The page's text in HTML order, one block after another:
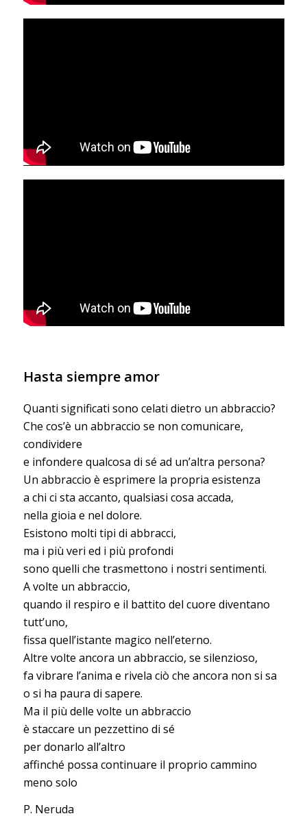
Hasta siempre amor
Quanti significati sono celati dietro un abbraccio?
Che cos’è un abbraccio se non comunicare,
condividere
e infondere qualcosa di sé ad un’altra persona?
Un abbraccio è esprimere la propria esistenza
a chi ci sta accanto, qualsiasi cosa accada,
nella gioia e nel dolore.
Esistono molti tipi di abbracci,
ma i più veri ed i più profondi
sono quelli che trasmettono i nostri sentimenti.
A volte un abbraccio,
quando il respiro e il battito del cuore diventano
tutt’uno,
fissa quell’istante magico nell’eterno.
Altre volte ancora un abbraccio, se silenzioso,
fa vibrare l’anima e rivela ciò che ancora non si sa
o si ha paura di sapere.
Ma il più delle volte un abbraccio
è staccare un pezzettino di sé
per donarlo all’altro
affinché possa continuare il proprio cammino
meno solo
P. Neruda